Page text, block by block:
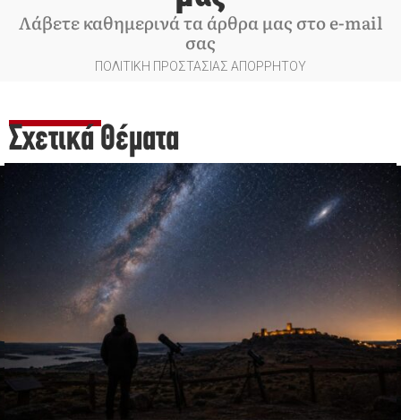
Λάβετε καθημερινά τα άρθρα μας στο e-mail
σας
ΠΟΛΙΤΙΚΗ ΠΡΟΣΤΑΣΙΑΣ ΑΠΟΡΡΗΤΟΥ
Σχετικά Θέματα